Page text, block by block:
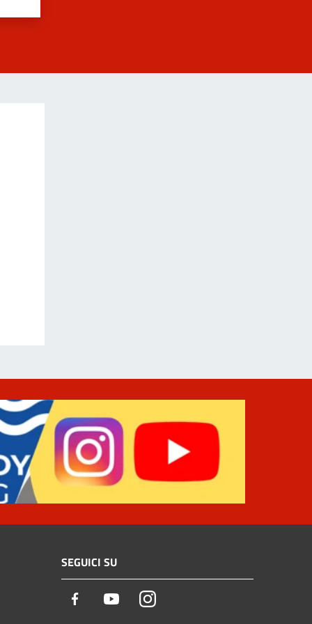
SEGUICI SU
Facebook YoutubeInstagram